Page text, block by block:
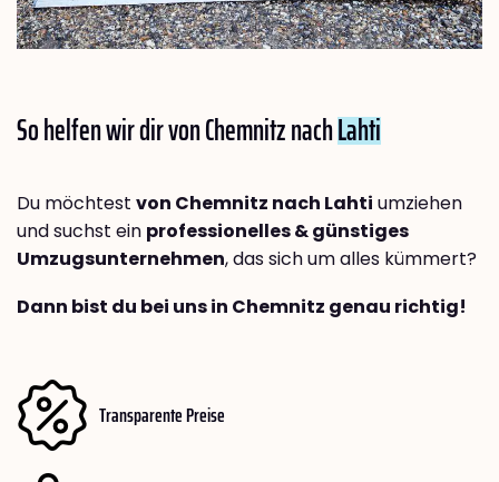
So helfen wir dir von Chemnitz nachLahti
Du möchtest von Chemnitz nach Lahti umziehen
und suchst ein professionelles & günstiges
Umzugsunternehmen, das sich um alles kümmert?
Dann bist du bei uns in Chemnitz genau richtig!
Transparente Preise